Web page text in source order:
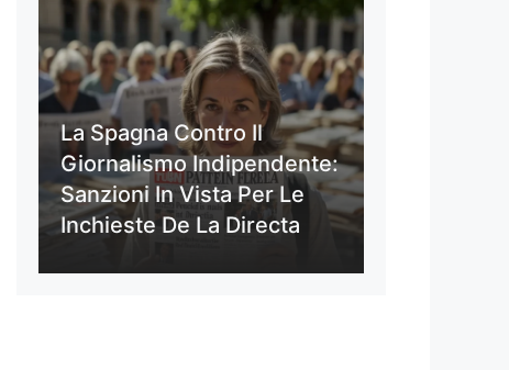
La Spagna Contro Il
Giornalismo Indipendente:
Sanzioni In Vista Per Le
Inchieste De La Directa